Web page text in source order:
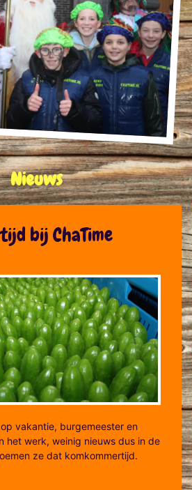
Nieuws
bij ChaTime
vakantie, burgemeester en
het werk, weinig nieuws dus in de
ze dat komkommertijd.